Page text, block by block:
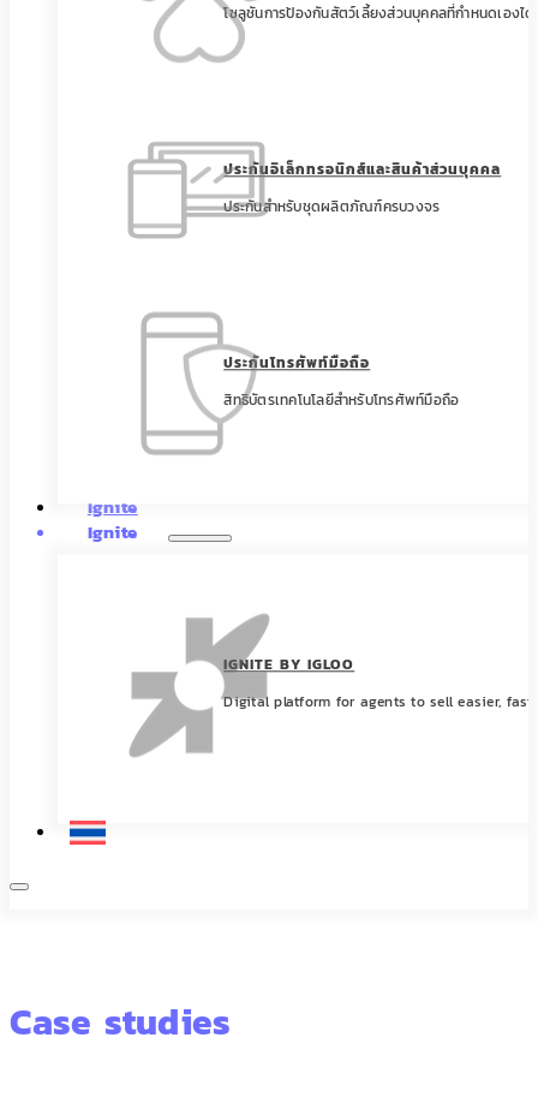
โซลูชันการป้องกันสัตว์เลี้ยงส่วนบุคคลที่กำหนดเองได้
ประกันอิเล็กทรอนิกส์และสินค้าส่วนบุคคล
ประกันสำหรับชุดผลิตภัณฑ์ครบวงจร
ประกันโทรศัพท์มือถือ
สิทธิบัตรเทคโนโลยีสำหรับโทรศัพท์มือถือ
Ignite
Ignite
IGNITE BY IGLOO
Digital platform for agents to sell easier,
Case studies